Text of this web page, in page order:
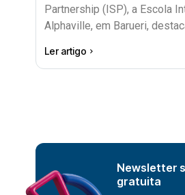
Partnership (ISP), a Escola
Alphaville, em Barueri,
Ler artigo
Newsletter
gratuita